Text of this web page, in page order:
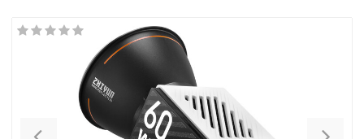
Previous